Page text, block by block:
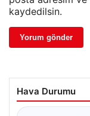
kaydedilsin.
Hava Durumu